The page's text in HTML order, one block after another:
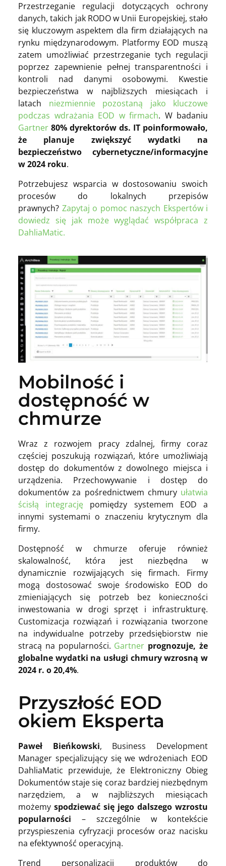
Przestrzeganie regulacji dotyczących ochrony
danych, takich jak RODO w Unii Europejskiej, stało
się kluczowym aspektem dla firm działających na
rynku międzynarodowym. Platformy EOD muszą
zatem umożliwiać przestrzeganie tych regulacji
poprzez zapewnienie pełnej transparentności i
kontroli nad danymi osobowymi. Kwestie
bezpieczeństwa w najbliższych miesiącach i
latach niezmiennie pozostaną jako kluczowe
podczas wdrażania EOD w firmach. W badaniu
Gartner 80% dyrektorów ds. IT poinformowało,
że planuje zwiększyć wydatki na
bezpieczeństwo cybernetyczne/informacyjne
w 2024 roku.
Potrzebujesz wsparcia w dostosowaniu swoich
procesów do lokalnych przepisów
prawnych? Zapytaj o pomoc naszych Ekspertów i
dowiedz się jak może wyglądać współpraca z
DahliaMatic.
Mobilność i
dostępność w
chmurze
Wraz z rozwojem pracy zdalnej, firmy coraz
częściej poszukują rozwiązań, które umożliwiają
dostęp do dokumentów z dowolnego miejsca i
urządzenia. Przechowywanie i dostęp do
dokumentów za pośrednictwem chmury ułatwia
ścisłą integrację pomiędzy systemem EOD a
innymi systemami o znaczeniu krytycznym dla
firmy.
Dostępność w chmurze oferuje również
skalowalność, która jest niezbędna w
dynamicznie rozwijających się firmach. Firmy
mogą dostosować swoje środowisko EOD do
zmieniających się potrzeb bez konieczności
inwestowania w drogi sprzęt i infrastrukturę.
Customizacja rozwiązań i rozwiązania tworzone
na indywidualne potrzeby przedsiębiorstw nie
stracą na popularności. Gartner prognozuje, że
globalne wydatki na usługi chmury wzrosną w
2024 r. o 20,4%.
Przyszłość EOD
okiem Eksperta
Paweł Bieńkowski, Business Development
Manager specjalizujący się we wdrożeniach EOD
DahliaMatic przewiduje, że Elektroniczny Obieg
Dokumentów staje się coraz bardziej niezbędnym
narzędziem, a w najbliższych miesiącach
możemy spodziewać się jego dalszego wzrostu
popularności – szczególnie w kontekście
przyspieszenia cyfryzacji procesów oraz nacisku
na efektywność operacyjną.
Trend personalizacji produktów do